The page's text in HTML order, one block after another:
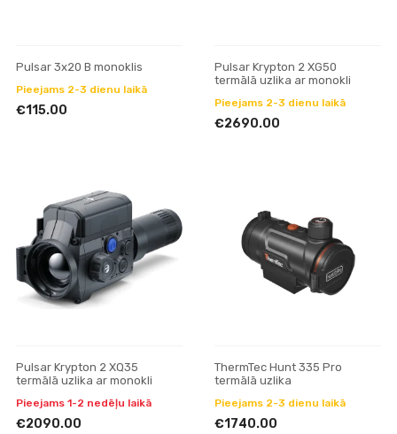
Pulsar 3x20 B monoklis
Pieejams 2-3 dienu laikā
€115.00
Pulsar Krypton 2 XG50
termālā uzlika ar monokli
Pieejams 2-3 dienu laikā
€2690.00
Pulsar Krypton 2 XQ35
termālā uzlika ar monokli
Pieejams 1-2 nedēļu laikā
€2090.00
ThermTec Hunt 335 Pro
termālā uzlika
Pieejams 2-3 dienu laikā
€1740.00